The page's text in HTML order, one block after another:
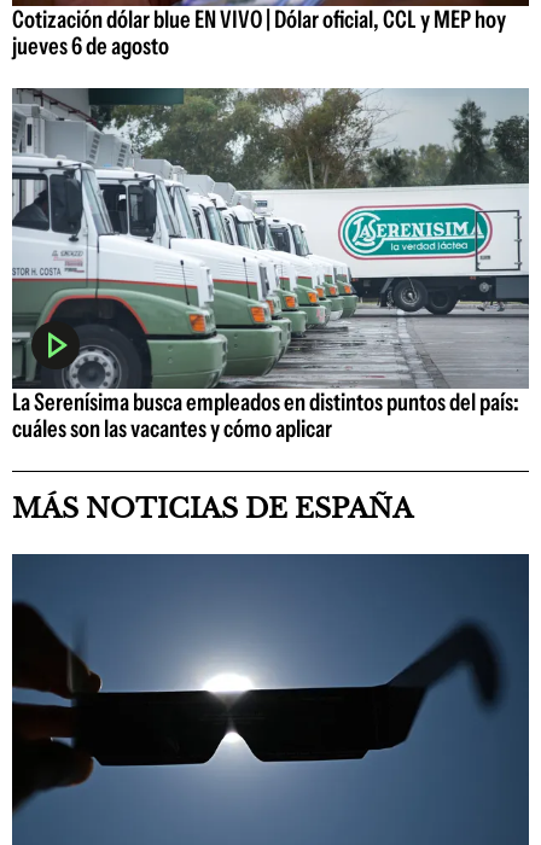
Cotización dólar blue EN VIVO | Dólar oficial, CCL y MEP hoy
jueves 6 de agosto
La Serenísima busca empleados en distintos puntos del país:
cuáles son las vacantes y cómo aplicar
MÁS NOTICIAS DE ESPAÑA